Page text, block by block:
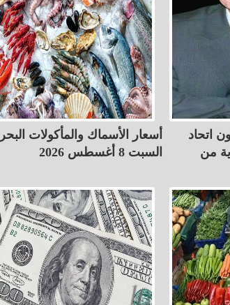
اتحاد
من
أسعار الأسماك والمأكولات
السبت 8 أغسطس 2026